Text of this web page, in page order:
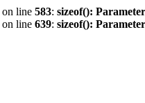
on line 583: sizeof():
on line 639: sizeof():